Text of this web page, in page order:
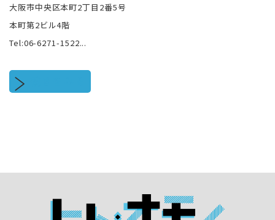
大阪市中央区本町2丁目2番5号
本町第2ビル4階
Tel:06-6271-1522...